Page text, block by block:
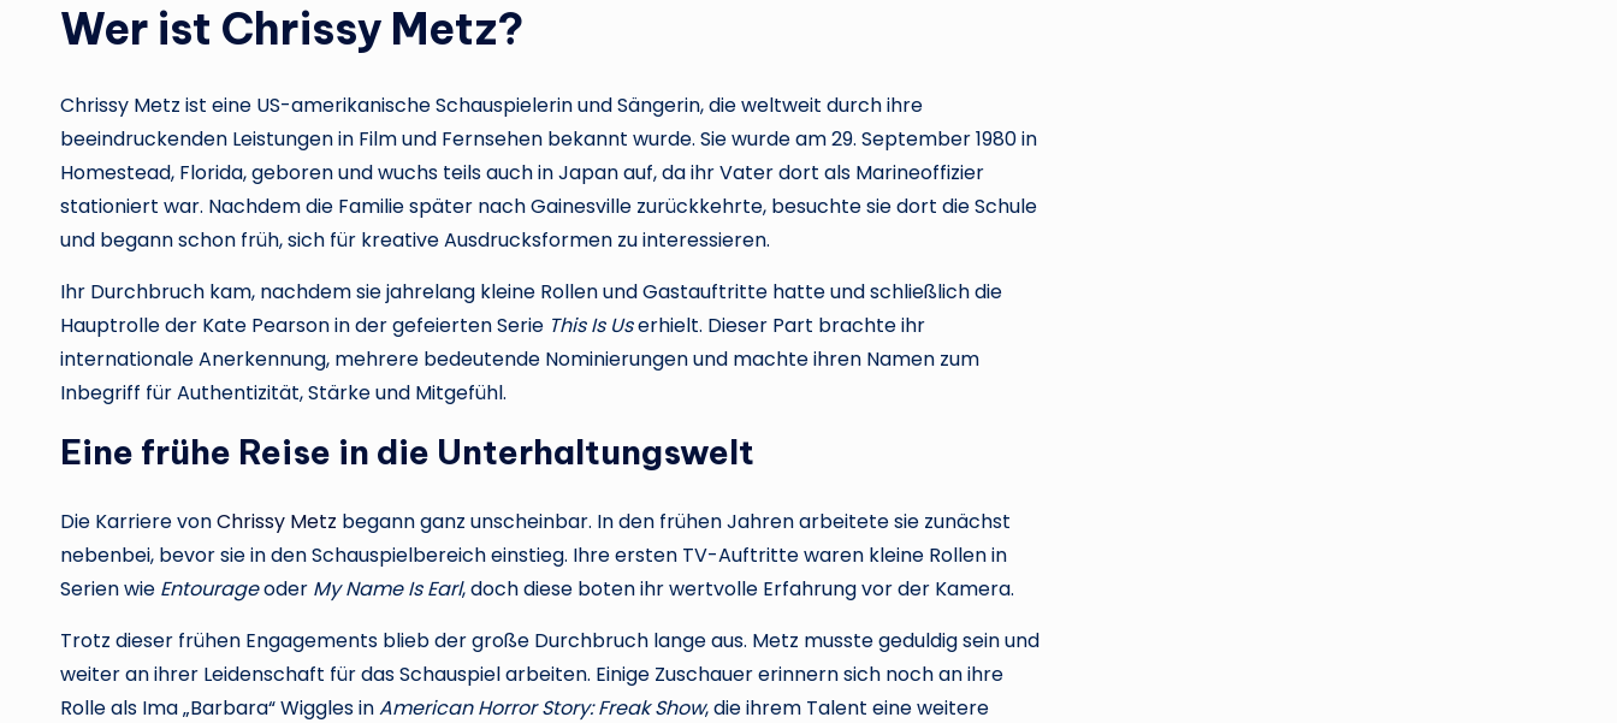
Wer ist Chrissy Metz?
Chrissy Metz ist eine US-amerikanische Schauspielerin und Sängerin, die weltweit durch ihre
beeindruckenden Leistungen in Film und Fernsehen bekannt wurde. Sie wurde am 29. September 1980 in
Homestead, Florida, geboren und wuchs teils auch in Japan auf, da ihr Vater dort als Marineoffizier
stationiert war. Nachdem die Familie später nach Gainesville zurückkehrte, besuchte sie dort die Schule
und begann schon früh, sich für kreative Ausdrucksformen zu interessieren.
Ihr Durchbruch kam, nachdem sie jahrelang kleine Rollen und Gastauftritte hatte und schließlich die
Hauptrolle der Kate Pearson in der gefeierten Serie This Is Userhielt. Dieser Part brachte ihr
internationale Anerkennung, mehrere bedeutende Nominierungen und machte ihren Namen zum
Inbegriff für Authentizität, Stärke und Mitgefühl.
Eine frühe Reise in die Unterhaltungswelt
Die Karriere vonChrissy Metz begann ganz unscheinbar. In den frühen Jahren arbeitete sie zunächst
nebenbei, bevor sie in den Schauspielbereich einstieg. Ihre ersten TV-Auftritte waren kleine Rollen in
Serien wie Entourageoder My Name Is Earl, doch diese boten ihr wertvolle Erfahrung vor der Kamera.
Trotz dieser frühen Engagements blieb der große Durchbruch lange aus. Metz musste geduldig sein und
weiter an ihrer Leidenschaft für das Schauspiel arbeiten. Einige Zuschauer erinnern sich noch an ihre
Rolle als Ima „Barbara“ Wiggles inAmerican Horror Story: Freak Show, die ihrem Talent eine weitere